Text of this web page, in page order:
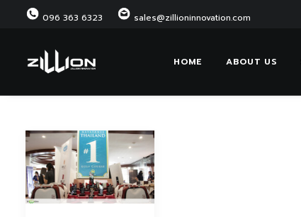
096 363 6323 sales@zillioninnovation.com
HOME ABOUT US